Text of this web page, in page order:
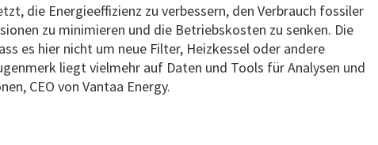
die Energieeffizienz zu verbessern, den Verbrauch fossiler
zu minimieren und die Betriebskosten zu senken. Die
es hier nicht um neue Filter, Heizkessel oder andere
liegt vielmehr auf Daten und Tools für Analysen und
CEO von Vantaa Energy.